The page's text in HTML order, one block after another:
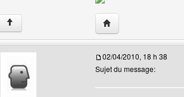
↑ Visiter le site web
02/04/2010, 18 h 38
Sujet du message: